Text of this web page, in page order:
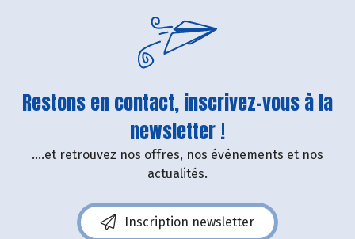
Restons en contact, inscrivez-vous à la
newsletter !
....et retrouvez nos offres, nos événements et nos
actualités.
Inscription newsletter